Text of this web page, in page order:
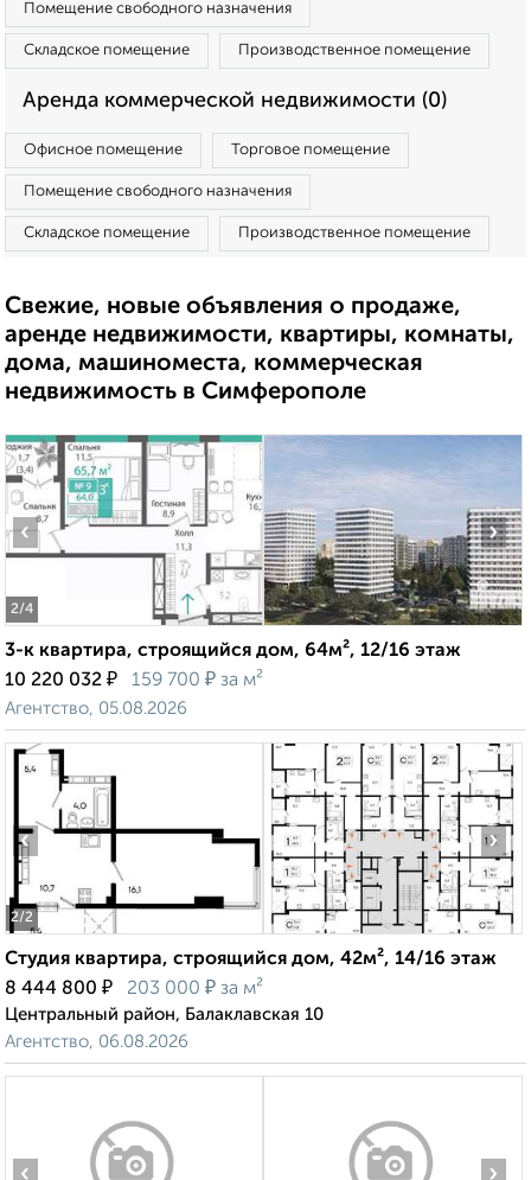
Помещение свободного назначения
Складское помещение Производственное помещение
Аренда коммерческой недвижимости (0)
Офисное помещение Торговое помещение
Помещение свободного назначения
Складское помещение Производственное помещение
Свежие, новые объявления о продаже,
аренде недвижимости, квартиры, комнаты,
дома, машиноместа, коммерческая
недвижимость в Симферополе
2/4
‹ ›
3-к квартира, строящийся дом, 64м², 12/16 этаж
10 220 032 ₽ 159 700 ₽ за м²
Агентство, 05.08.2026
2/2
‹ ›
Студия квартира, строящийся дом, 42м², 14/16 этаж
8 444 800 ₽ 203 000 ₽ за м²
Центральный район, Балаклавская 10
Агентство, 06.08.2026
‹ ›